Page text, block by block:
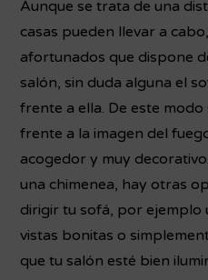
Aunque se trata de una
casas pueden llevar a
afortunados que dispone
salón, sin duda alguna el
frente a ella. De este
frente a la imagen del
acogedor y muy
una chimenea, hay otras
dirigir tu sofá, por ejemplo
vistas bonitas o
que tu salón esté bien